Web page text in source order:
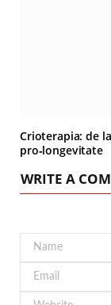
Crioterapia: de
pro‑longevitate
WRITE A